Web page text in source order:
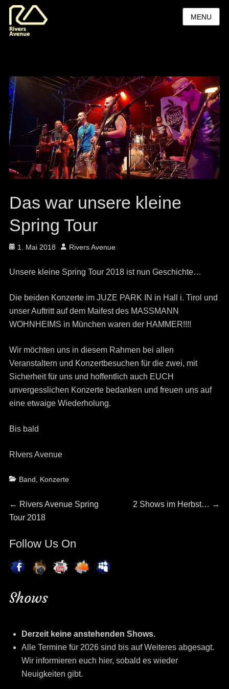
MENU
Das war unsere kleine
Spring Tour
Posted
1. Mai 2018 Author
Rivers Avenue
Unsere kleine Spring Tour 2018 ist nun Geschichte…
Die beiden Konzerte im JUZE PARK IN in Hall i. Tirol und
unser Auftritt auf dem Maifest des MASSMANN
WOHNHEIMS in München waren der HAMMER!!!!
Wir möchten uns in diesem Rahmen bei allen
Veranstaltern und Konzertbesuchen für die zwei, mit
Sicherheit für uns und hoffentlich auch EUCH
unvergesslichen Konzerte bedanken und freuen uns auf
eine etwaige Wiederholung.
Bis bald
RIvers Avenue
Categories
Band Konzerte
Beitragsnavigation
← Previous
post:
Rivers Avenue Spring
Tour 2018
Next
2 Shows im Herbst… →
Follow Us On
Shows
Derzeit keine anstehenden Shows.
Alle Termine für 2026 sind bis auf Weiteres abgesagt.
Wir informieren euch hier, sobald es wieder
Neuigkeiten gibt.